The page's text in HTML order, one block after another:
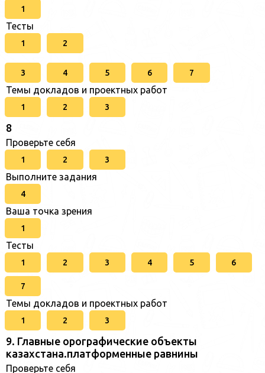
1
Тесты
1 2
3 4 5 6 7
Темы докладов и проектных работ
1 2 3
8
Проверьте себя
1 2 3
Выполните задания
4
Ваша точка зрения
1
Тесты
1 2 3 4 5 6
7
Темы докладов и проектных работ
1 2 3
9. Главные орографические объекты
казахстана.платформенные равнины
Проверьте себя